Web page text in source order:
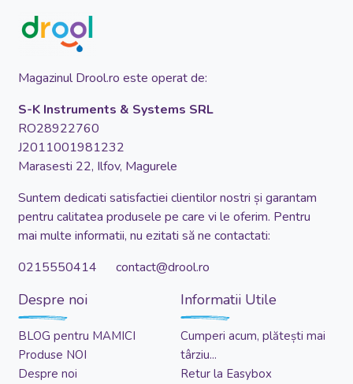
Magazinul Drool.ro este operat de:
S-K Instruments & Systems SRL
RO28922760
J2011001981232
Marasesti 22, Ilfov, Magurele
Suntem dedicati satisfactiei clientilor nostri și garantam
pentru calitatea produsele pe care vi le oferim. Pentru
mai multe informatii, nu ezitati să ne contactati:
0215550414 contact@drool.ro
Despre noi
BLOG pentru MAMICI
Produse NOI
Despre noi
Informatii Utile
Cumperi acum, plătești mai
târziu...
Retur la Easybox